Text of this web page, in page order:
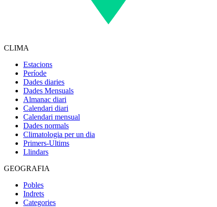
CLIMA
Estacions
Període
Dades diaries
Dades Mensuals
Almanac diari
Calendari diari
Calendari mensual
Dades normals
Climatologia per un dia
Primers-Ultims
Llindars
GEOGRAFIA
Pobles
Indrets
Categories